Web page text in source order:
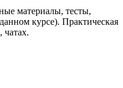
материалы, тесты,
курсе). Практическая